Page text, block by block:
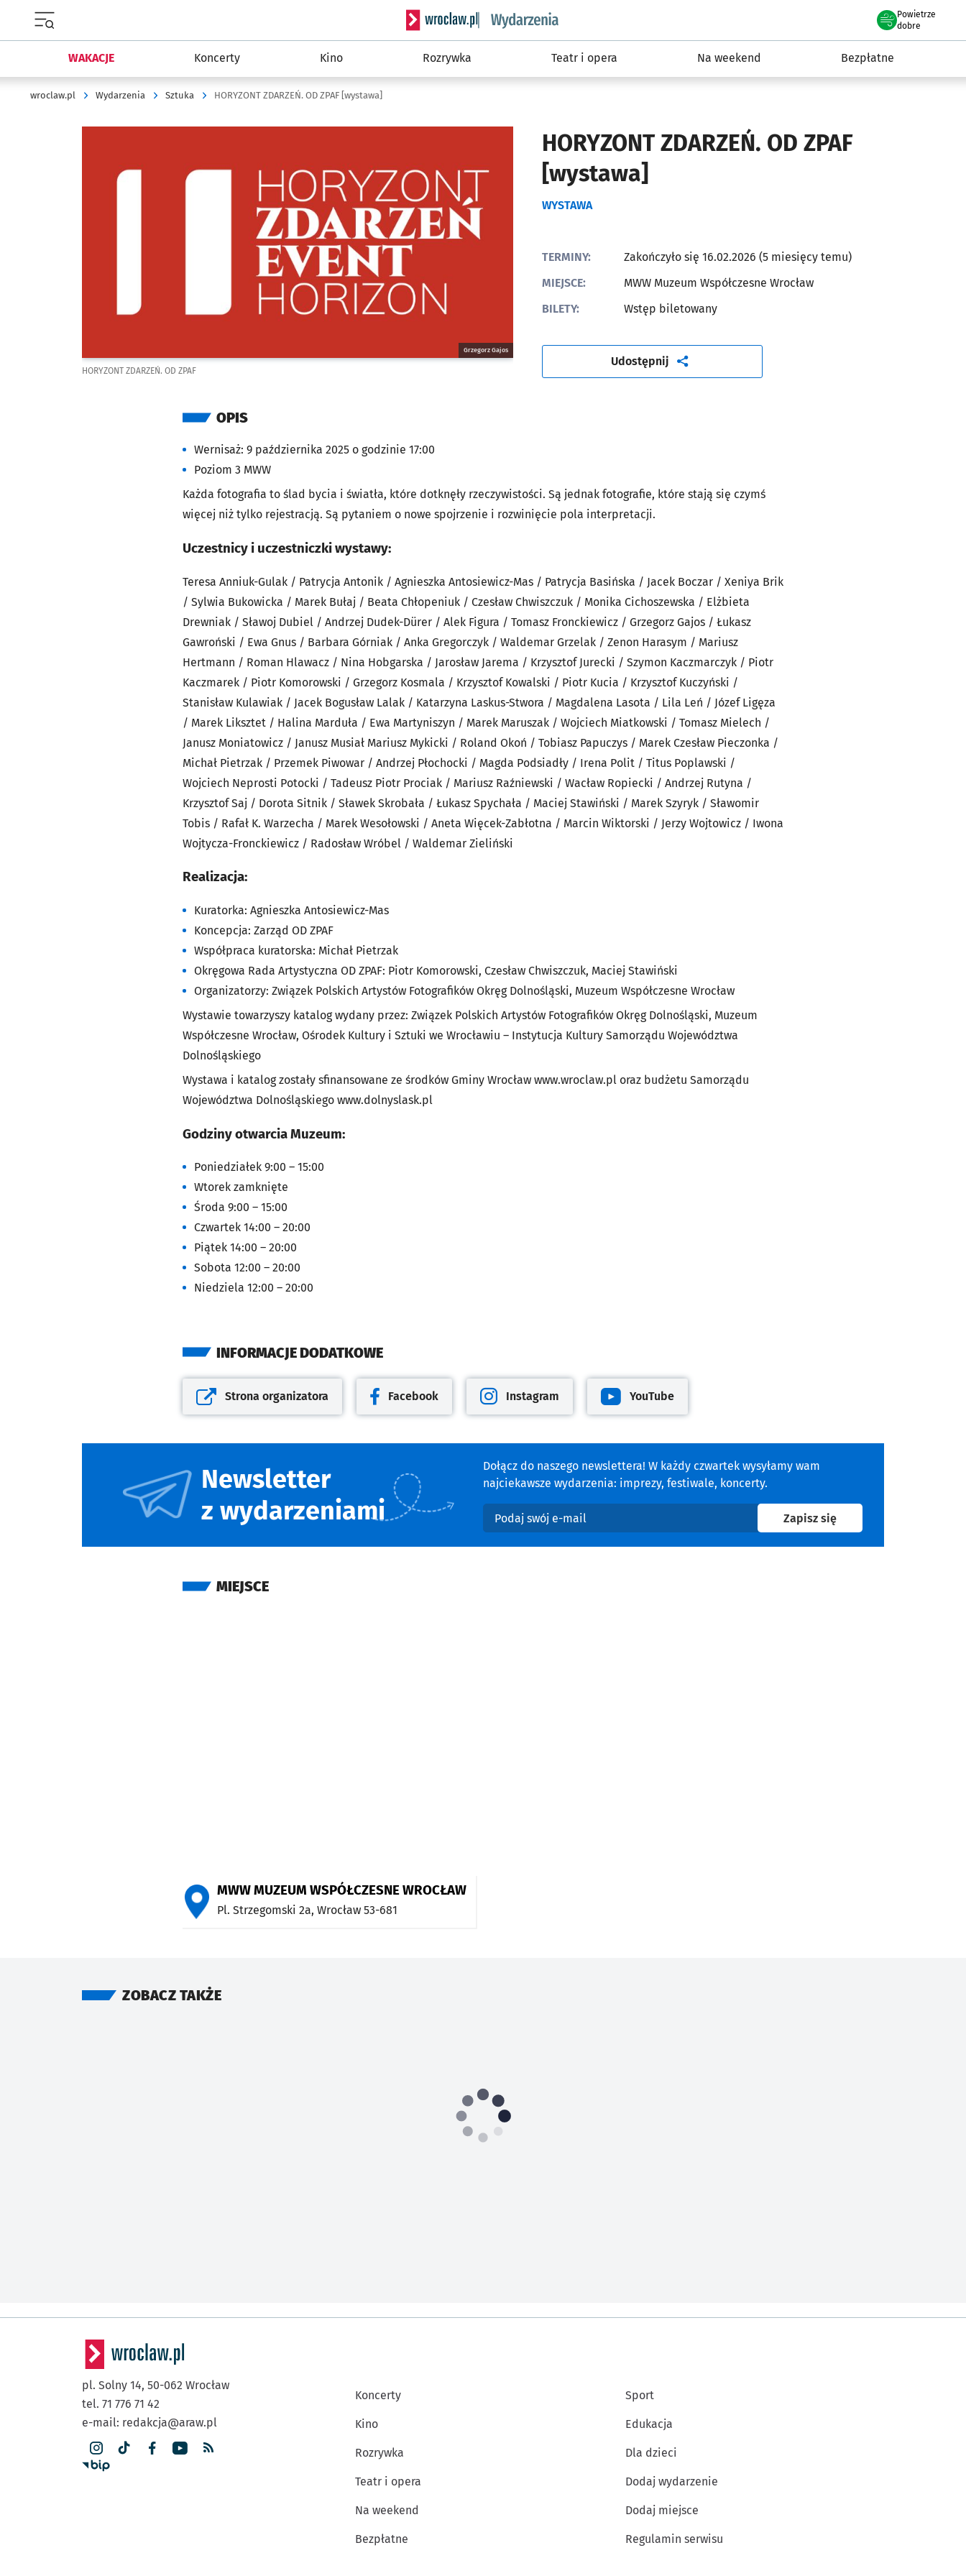
Serwis informacyjny wroclaw.pl podserwis: Wydarzenia
Powietrze
we Wrocławiu
dobre
WAKACJE Koncerty Kino Rozrywka Teatr i opera Na weekend Bezpłatne
wroclaw.pl Wydarzenia Sztuka HORYZONT ZDARZEŃ. OD ZPAF [wystawa]
HORYZONT ZDARZEŃ. OD ZPAF
[wystawa]
WYSTAWA
Grzegorz Gajos
HORYZONT ZDARZEŃ. OD ZPAF
TERMINY:
Zakończyło się 16.02.2026 (5 miesięcy temu)
MIEJSCE:
MWW Muzeum Współczesne Wrocław
BILETY:
Wstęp biletowany
Udostępnijartykuł
OPIS
Wernisaż: 9 października 2025 o godzinie 17:00
Poziom 3 MWW
Każda fotografia to ślad bycia i światła, które dotknęły rzeczywistości. Są jednak fotografie, które stają się czymś
więcej niż tylko rejestracją. Są pytaniem o nowe spojrzenie i rozwinięcie pola interpretacji.
Uczestnicy i uczestniczki wystawy:
Teresa Anniuk-Gulak / Patrycja Antonik / Agnieszka Antosiewicz-Mas / Patrycja Basińska / Jacek Boczar / Xeniya Brik
/ Sylwia Bukowicka / Marek Bułaj / Beata Chłopeniuk / Czesław Chwiszczuk / Monika Cichoszewska / Elżbieta
Drewniak / Sławoj Dubiel / Andrzej Dudek-Dürer / Alek Figura / Tomasz Fronckiewicz / Grzegorz Gajos / Łukasz
Gawroński / Ewa Gnus / Barbara Górniak / Anka Gregorczyk / Waldemar Grzelak / Zenon Harasym / Mariusz
Hertmann / Roman Hlawacz / Nina Hobgarska / Jarosław Jarema / Krzysztof Jurecki / Szymon Kaczmarczyk / Piotr
Kaczmarek / Piotr Komorowski / Grzegorz Kosmala / Krzysztof Kowalski / Piotr Kucia / Krzysztof Kuczyński /
Stanisław Kulawiak / Jacek Bogusław Lalak / Katarzyna Laskus-Stwora / Magdalena Lasota / Lila Leń / Józef Ligęza
/ Marek Liksztet / Halina Marduła / Ewa Martyniszyn / Marek Maruszak / Wojciech Miatkowski / Tomasz Mielech /
Janusz Moniatowicz / Janusz Musiał Mariusz Mykicki / Roland Okoń / Tobiasz Papuczys / Marek Czesław Pieczonka /
Michał Pietrzak / Przemek Piwowar / Andrzej Płochocki / Magda Podsiadły / Irena Polit / Titus Poplawski /
Wojciech Neprosti Potocki / Tadeusz Piotr Prociak / Mariusz Raźniewski / Wacław Ropiecki / Andrzej Rutyna /
Krzysztof Saj / Dorota Sitnik / Sławek Skrobała / Łukasz Spychała / Maciej Stawiński / Marek Szyryk / Sławomir
Tobis / Rafał K. Warzecha / Marek Wesołowski / Aneta Więcek-Zabłotna / Marcin Wiktorski / Jerzy Wojtowicz / Iwona
Wojtycza-Fronckiewicz / Radosław Wróbel / Waldemar Zieliński
Realizacja:
Kuratorka: Agnieszka Antosiewicz-Mas
Koncepcja: Zarząd OD ZPAF
Współpraca kuratorska: Michał Pietrzak
Okręgowa Rada Artystyczna OD ZPAF: Piotr Komorowski, Czesław Chwiszczuk, Maciej Stawiński
Organizatorzy: Związek Polskich Artystów Fotografików Okręg Dolnośląski, Muzeum Współczesne Wrocław
Wystawie towarzyszy katalog wydany przez: Związek Polskich Artystów Fotografików Okręg Dolnośląski, Muzeum
Współczesne Wrocław, Ośrodek Kultury i Sztuki we Wrocławiu – Instytucja Kultury Samorządu Województwa
Dolnośląskiego
Wystawa i katalog zostały sfinansowane ze środków Gminy Wrocław www.wroclaw.pl oraz budżetu Samorządu
Województwa Dolnośląskiego www.dolnyslask.pl
Godziny otwarcia Muzeum:
Poniedziałek 9:00 – 15:00
Wtorek zamknięte
Środa 9:00 – 15:00
Czwartek 14:00 – 20:00
Piątek 14:00 – 20:00
Sobota 12:00 – 20:00
Niedziela 12:00 – 20:00
INFORMACJE DODATKOWE
Otwiera się w nowej karcie
Strona organizatora
Otwiera się w nowej karcie
Facebook
Otwiera się w nowej karcie
Instagram
Otwiera się w nowej karcie
YouTube
Newsletter
z wydarzeniami
Dołącz do naszego newslettera! W każdy czwartek wysyłamy wam
najciekawsze wydarzenia: imprezy, festiwale, koncerty.
Podaj swój e-mail
Zapisz sięna newsletter
MIEJSCE
MWW MUZEUM WSPÓŁCZESNE WROCŁAW
Pl. Strzegomski 2a, Wrocław 53-681
ZOBACZ TAKŻE
pl. Solny 14, 50-062 Wrocław
tel. 71 776 71 42
e-mail: redakcja@araw.pl
Koncerty
Kino
Rozrywka
Teatr i opera
Na weekend
Bezpłatne
Sport
Edukacja
Dla dzieci
Dodaj wydarzenie
Dodaj miejsce
Regulamin serwisu